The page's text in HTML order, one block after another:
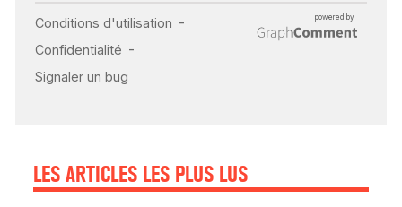
LES ARTICLES LES PLUS LUS
INSUFFISANCE
CARDIAQUE : LES